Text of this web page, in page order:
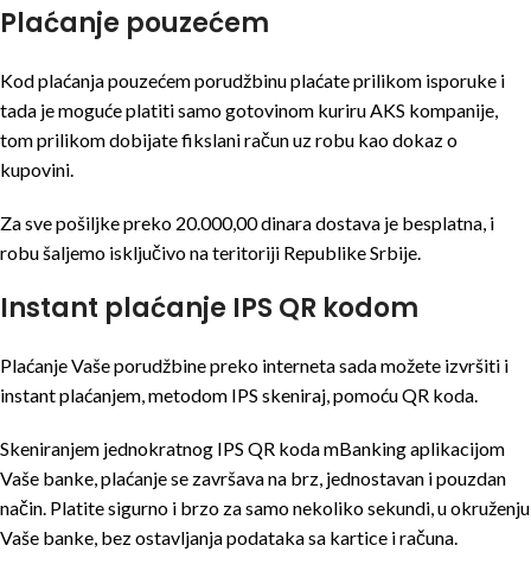
Plaćanje pouzećem
Kod plaćanja pouzećem porudžbinu plaćate prilikom isporuke i
tada je moguće platiti samo gotovinom kuriru AKS kompanije,
tom prilikom dobijate fikslani račun uz robu kao dokaz o
kupovini.
Za sve pošiljke preko 20.000,00 dinara dostava je besplatna, i
robu šaljemo isključivo na teritoriji Republike Srbije.
Instant plaćanje IPS QR kodom
Plaćanje Vaše porudžbine preko interneta sada možete izvršiti i
instant plaćanjem, metodom IPS skeniraj, pomoću QR koda.
Skeniranjem jednokratnog IPS QR koda mBanking aplikacijom
Vaše banke, plaćanje se završava na brz, jednostavan i pouzdan
način. Platite sigurno i brzo za samo nekoliko sekundi, u okruženju
Vaše banke, bez ostavljanja podataka sa kartice i računa.